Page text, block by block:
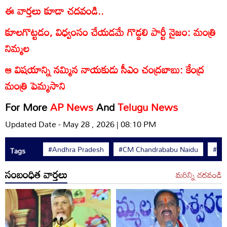
ఈ వార్తలు కూడా చదవండి..
కూల‌గొట్టడం, విధ్వంసం చేయడమే గొడ్డలి పార్టీ నైజం: మంత్రి
నిమ్మల
ఆ విషయాన్ని నమ్మిన నాయకుడు సీఎం చంద్రబాబు: కేంద్ర
మంత్రి పెమ్మసాని
For MoreAP NewsAndTelugu News
Updated Date - May 28 , 2026 | 08:10 PM
Tags #Andhra Pradesh #CM Chandrababu Naidu
సంబంధిత వార్తలు మరిన్ని చదవండి